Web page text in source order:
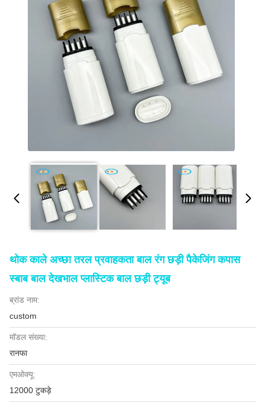
थोक काले अच्छा तरल प्रवाहकता बाल रंग छड़ी पैकेजिंग कपास
स्बाब बाल देखभाल प्लास्टिक बाल छड़ी ट्यूब
ब्रांड नाम:
custom
मॉडल संख्या:
रानफा
एमओक्यू:
12000 टुकड़े